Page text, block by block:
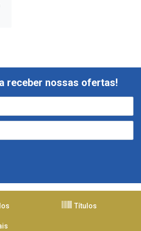
receber nossas ofertas!
Títulos